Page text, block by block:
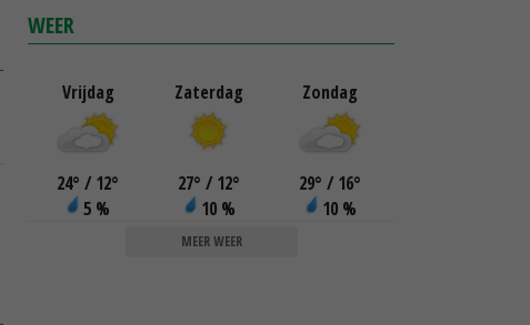
WEER
Vrijdag
24° / 12°
5 %
Zaterdag
27° / 12°
10 %
Zondag
29° / 16°
10 %
MEER WEER